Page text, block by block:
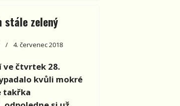
stále zelený
4. červenec 2018
ve čtvrtek 28.
kvůli mokré
takřka